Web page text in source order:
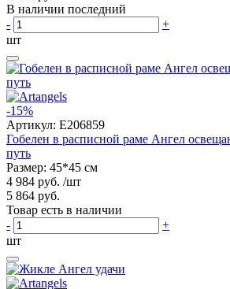
В наличии последний
-
+
шт
-15%
Артикул: E206859
Гобелен в расписной раме Ангел
путь
Размер: 45*45 см
4 984 руб. /шт
5 864 руб.
Товар есть в наличии
-
+
шт